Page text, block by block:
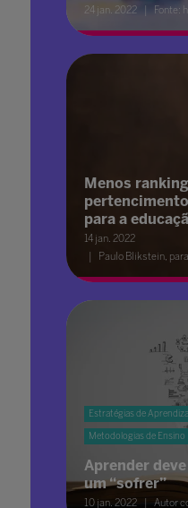
24 jan. 2022 Fonte:
Menos
para a
14 jan. 2022
Paulo Blikstein,
Estratégias de
Metodologias de Ensino
Aprender
um “sofrer”
10 jan. 2022 Autor